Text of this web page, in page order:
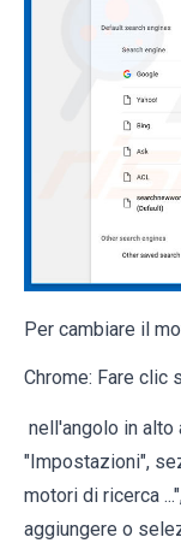
Per cambiare il
Chrome: Fare clic
nell'angolo in alto
"Impostazioni",
motori di ricerca
aggiungere o